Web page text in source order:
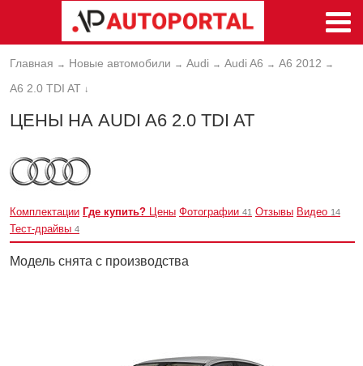
Главная → Новые автомобили → Audi → Audi A6 → A6 2012 →
A6 2.0 TDI AT ↓
ЦЕНЫ НА AUDI A6 2.0 TDI AT
Комплектации Где купить? Цены Фотографии 41 Отзывы Видео 14
Тест-драйвы 4
Модель снята с производства